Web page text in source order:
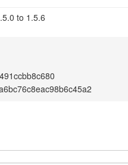
to 1.5.6